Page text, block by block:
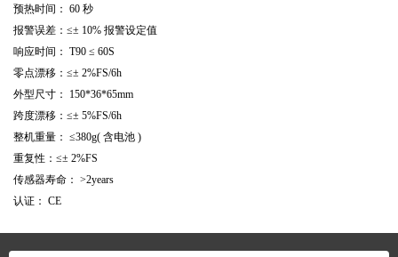
预热时间： 60 秒
报警误差：≤± 10% 报警设定值
响应时间： T90 ≤ 60S
零点漂移：≤± 2%FS/6h
外型尺寸：
150*36*65mm
跨度漂移：≤± 5%FS/6h
整机重量： ≤380g( 含电池 )
重复性：≤± 2%FS
传感器寿命： >2years
认证： CE